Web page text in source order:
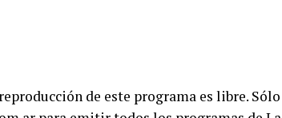
de este programa es libre. Sólo